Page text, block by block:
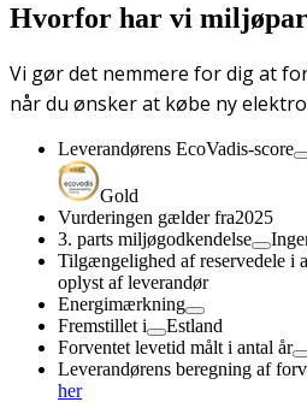
Hvorfor har vi
Vi gør det nemmere for dig at
når du ønsker at købe ny
Leverandørens EcoVadis-score
Gold
Vurderingen gælder fra2025
3. parts miljøgodkendelse
Tilgængelighed af reservedele i
oplyst af leverandør
Energimærkning
Fremstillet i
Estland
Forventet levetid målt i antal år
Leverandørens beregning af
her